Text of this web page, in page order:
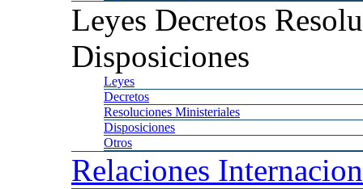
Leyes Decretos
Disposiciones
Leyes
Decretos
Resoluciones Ministeriales
Disposiciones
Otros
Relaciones